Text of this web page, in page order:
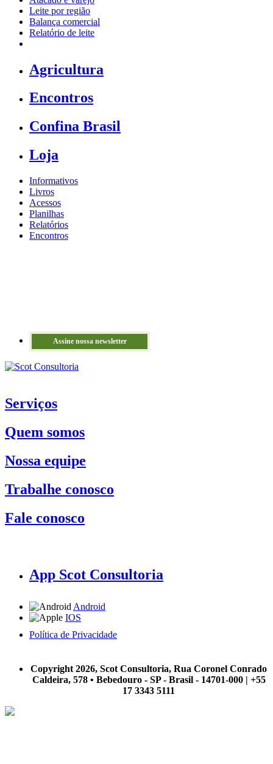
Leite por região
Balança comercial
Relatório de leite
Agricultura
Encontros
Confina Brasil
Loja
Informativos
Livros
Acessos
Planilhas
Relatórios
Encontros
Assine nossa newsletter
Serviços
Quem somos
Nossa equipe
Trabalhe conosco
Fale conosco
App Scot Consultoria
Android
IOS
Política de Privacidade
Copyright 2026, Scot Consultoria, Rua Coronel Conrado
Caldeira, 578 • Bebedouro - SP - Brasil - 14701-000 | +55
17 3343 5111